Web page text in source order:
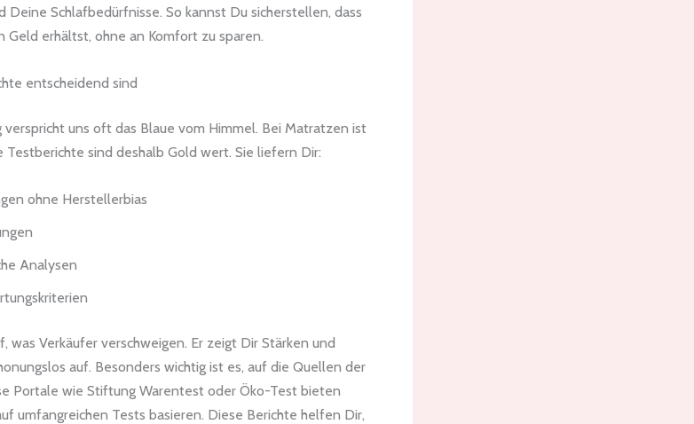
Deine Schlafbedürfnisse. So kannst Du sicherstellen, dass
Geld erhältst, ohne an Komfort zu sparen.
entscheidend sind
verspricht uns oft das Blaue vom Himmel. Bei Matratzen ist
Testberichte sind deshalb Gold wert. Sie liefern Dir:
ohne Herstellerbias
Analysen
was Verkäufer verschweigen. Er zeigt Dir Stärken und
auf. Besonders wichtig ist es, auf die Quellen der
Portale wie Stiftung Warentest oder Öko-Test bieten
umfangreichen Tests basieren. Diese Berichte helfen Dir,